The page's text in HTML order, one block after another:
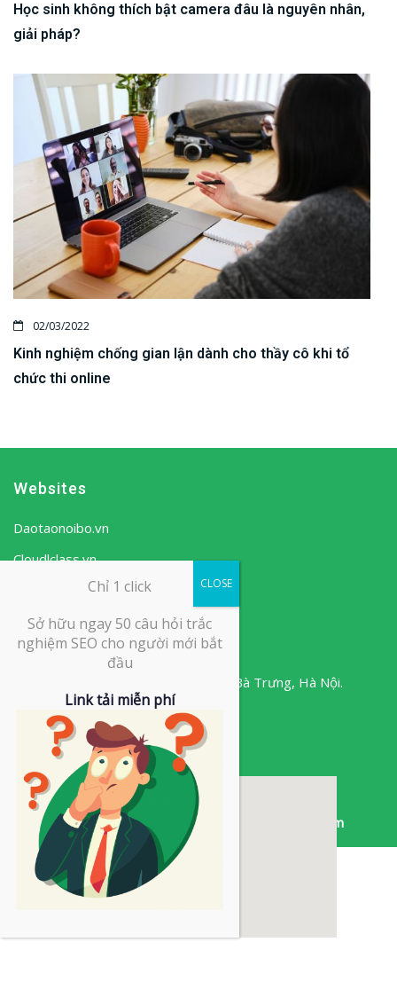
Học sinh không thích bật camera đâu là nguyên nhân,
giải pháp?
02/03/2022
Kinh nghiệm chống gian lận dành cho thầy cô khi tổ
chức thi online
Websites
Daotaonoibo.vn
Cloudlclass.vn
Liên hệ với chúng tôi
Hai Bà Trưng, Hà Nội.
024.730.555.88
info@ows.vn
Sản phẩm thuộc Công ty Cổ phần OWS Việt Nam
Chỉ 1 click
Sở hữu ngay 50 câu hỏi trắc
nghiệm SEO cho người mới bắt
đầu
Link tải miễn phí
CLOSE